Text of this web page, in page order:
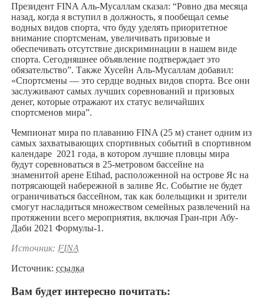
Президент FINA Аль-Мусаллам сказал: “Ровно два месяца
назад, когда я вступил в должность, я пообещал семье
водных видов спорта, что буду уделять приоритетное
внимание спортсменам, увеличивать призовые и
обеспечивать отсутствие дискриминации в нашем виде
спорта. Сегодняшнее объявление подтверждает это
обязательство”. Также Хусейн Аль-Мусаллам добавил:
«Спортсмены — это сердце водных видов спорта. Все они
заслуживают самых лучших соревнований и призовых
денег, которые отражают их статус величайших
спортсменов мира”.
Чемпионат мира по плаванию FINA (25 м) станет одним из
самых захватывающих спортивных событий в спортивном
календаре 2021 года, в котором лучшие пловцы мира
будут соревноваться в 25-метровом бассейне на
знаменитой арене Etihad, расположенной на острове Яс на
потрясающей набережной в заливе Яс. Событие не будет
ограничиваться бассейном, так как болельщики и зрители
смогут насладиться множеством семейных развлечений на
протяжении всего мероприятия, включая Гран-при Абу-
Даби 2021 Формулы-1.
Источник: FINA
Источник: ссылка
Вам будет интересно почитать: